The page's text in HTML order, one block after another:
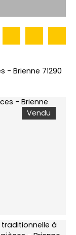
- Brienne 71290
Vendu